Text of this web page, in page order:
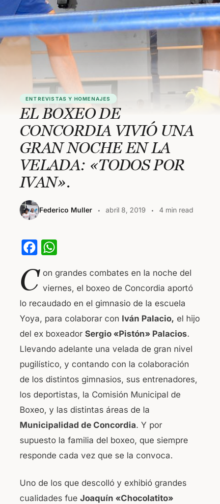
ENTREVISTAS Y HOMENAJES
EL BOXEO DE
CONCORDIA VIVIÓ UNA
GRAN NOCHE EN LA
VELADA: «TODOS POR
IVAN».
Federico Muller abril 8, 2019 4 min read
F
c
e
b
o
o
k
at
s
A
p
p
C on grandes combates en la noche del
viernes, el boxeo de Concordia aportó
lo recaudado en el gimnasio de la escuela
Yoya, para colaborar con Iván Palacio, el hijo
del ex boxeador Sergio «Pistón» Palacios.
Llevando adelante una velada de gran nivel
pugilístico, y contando con la colaboración
de los distintos gimnasios, sus entrenadores,
los deportistas, la Comisión Municipal de
Boxeo, y las distintas áreas de la
Municipalidad de Concordia. Y por
supuesto la familia del boxeo, que siempre
responde cada vez que se la convoca.
Uno de los que descolló y exhibió grandes
cualidades fue Joaquín «Chocolatito»